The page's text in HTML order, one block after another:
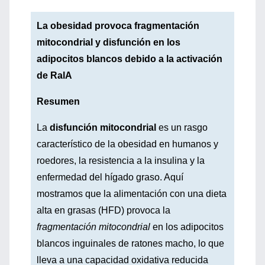
La obesidad provoca fragmentación
mitocondrial y disfunción en los
adipocitos blancos debido a la activación
de RalA
Resumen
La disfunción mitocondrial es un rasgo
característico de la obesidad en humanos y
roedores, la resistencia a la insulina y la
enfermedad del hígado graso. Aquí
mostramos que la alimentación con una dieta
alta en grasas (HFD) provoca la
fragmentación mitocondrial en los adipocitos
blancos inguinales de ratones macho, lo que
lleva a una capacidad oxidativa reducida